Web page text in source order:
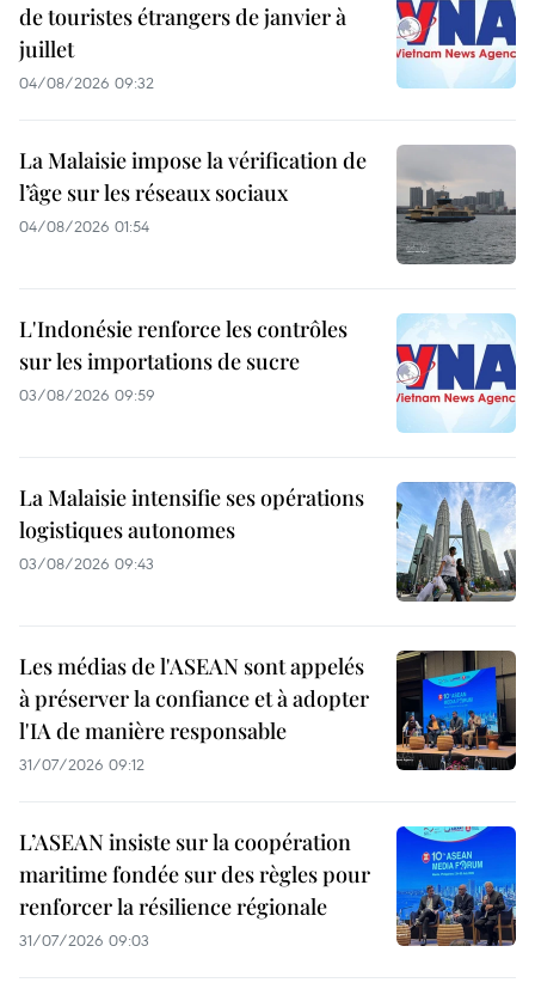
de touristes étrangers de janvier à
juillet
04/08/2026 09:32
La Malaisie impose la vérification de
l’âge sur les réseaux sociaux
04/08/2026 01:54
L'Indonésie renforce les contrôles
sur les importations de sucre
03/08/2026 09:59
La Malaisie intensifie ses opérations
logistiques autonomes
03/08/2026 09:43
Les médias de l'ASEAN sont appelés
à préserver la confiance et à adopter
l'IA de manière responsable
31/07/2026 09:12
L’ASEAN insiste sur la coopération
maritime fondée sur des règles pour
renforcer la résilience régionale
31/07/2026 09:03